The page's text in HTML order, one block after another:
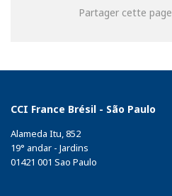
Partager cette page
CCI France Brésil - São Paulo
Alameda Itu, 852
19° andar - Jardins
01421 001 Sao Paulo